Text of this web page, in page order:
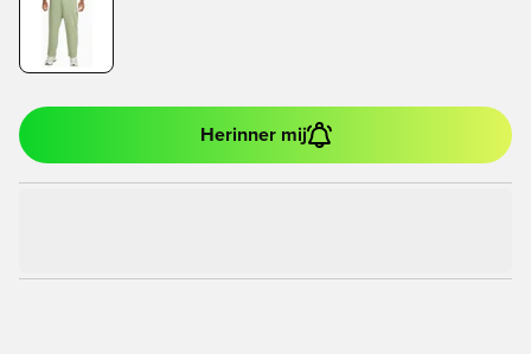
Herinner mij